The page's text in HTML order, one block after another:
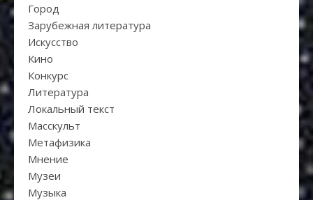
Город
Зарубежная литература
Искуcство
Кино
Конкурс
Литература
Локальный текст
Масскульт
Метафизика
Мнение
Музеи
Музыка